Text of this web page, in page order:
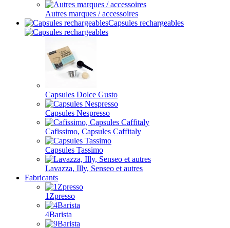
Autres marques / accessoires
Capsules rechargeables
Capsules Dolce Gusto
Capsules Nespresso
Cafissimo, Capsules Caffitaly
Capsules Tassimo
Lavazza, Illy, Senseo et autres
Fabricants
1Zpresso
4Barista